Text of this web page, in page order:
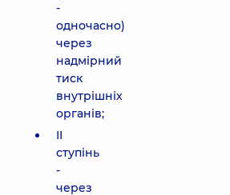
-
одночасно)
через
надмірний
тиск
внутрішніх
органів;
II
ступінь
-
через